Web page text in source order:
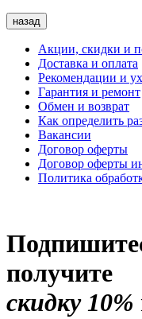
назад
Акции, скидки и
Доставка и оплата
Рекомендации и
Гарантия и ремонт
Обмен и возврат
Как определить
Вакансии
Договор оферты
Договор оферты
Политика
получите
скидку 10%